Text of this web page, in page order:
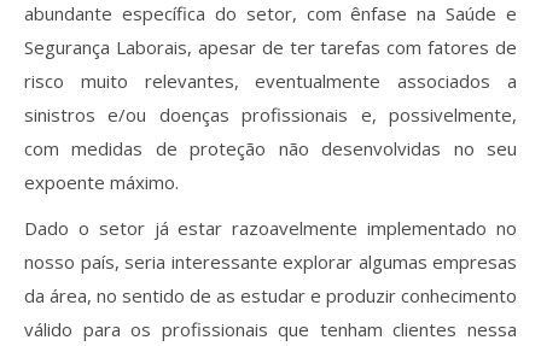
abundante específica do setor, com ênfase na Saúde e
Segurança Laborais, apesar de ter tarefas com fatores de
risco muito relevantes, eventualmente associados a
sinistros e/ou doenças profissionais e, possivelmente,
com medidas de proteção não desenvolvidas no seu
expoente máximo.
Dado o setor já estar razoavelmente implementado no
nosso país, seria interessante explorar algumas empresas
da área, no sentido de as estudar e produzir conhecimento
válido para os profissionais que tenham clientes nessa